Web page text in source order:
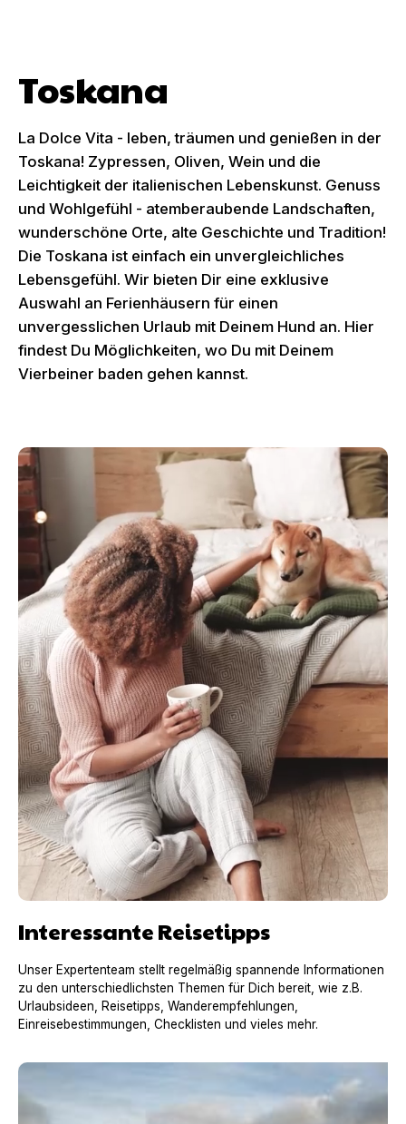
Toskana
La Dolce Vita - leben, träumen und genießen in der
Toskana! Zypressen, Oliven, Wein und die
Leichtigkeit der italienischen Lebenskunst. Genuss
und Wohlgefühl - atemberaubende Landschaften,
wunderschöne Orte, alte Geschichte und Tradition!
Die Toskana ist einfach ein unvergleichliches
Lebensgefühl. Wir bieten Dir eine exklusive
Auswahl an Ferienhäusern für einen
unvergesslichen Urlaub mit Deinem Hund an. Hier
findest Du Möglichkeiten, wo Du mit Deinem
Vierbeiner baden gehen kannst.
Interessante Reisetipps
Unser Expertenteam stellt regelmäßig spannende Informationen
zu den unterschiedlichsten Themen für Dich bereit, wie z.B.
Urlaubsideen, Reisetipps, Wanderempfehlungen,
Einreisebestimmungen, Checklisten und vieles mehr.
Urlaub mit Hund in Frankreich